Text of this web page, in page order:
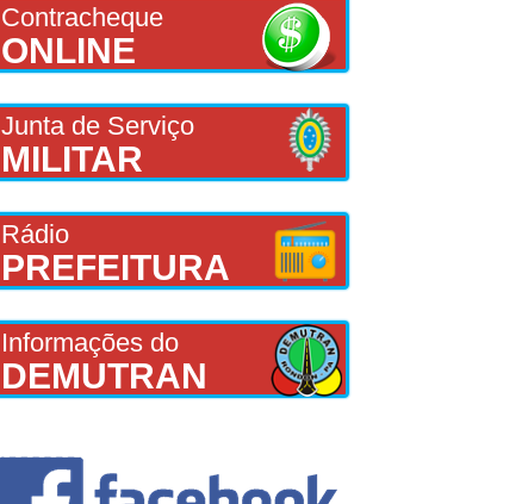
Contracheque
ONLINE
Junta de Serviço
MILITAR
Rádio
PREFEITURA
Informações do
DEMUTRAN